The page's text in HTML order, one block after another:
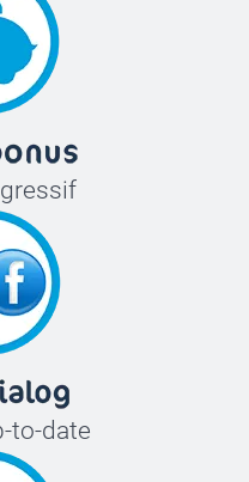
to-date